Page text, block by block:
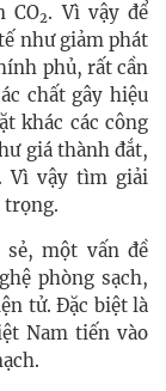
CO2. Vì vậy để
như giảm phát
phủ, rất cần
chất gây hiệu
khác các công
giá thành đắt,
Vì vậy tìm giải
trọng.
sẻ, một vấn đề
phòng sạch,
tử. Đặc biệt là
Nam tiến vào